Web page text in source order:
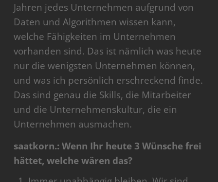
Jahren jedes Unternehmen aufgrund von
Daten und Algorithmen wissen kann,
welche Fähigkeiten im Unternehmen
vorhanden sind. Das ist nämlich was heute
nur die wenigsten Unternehmen können,
und was ich persönlich erschreckend finde.
Das sind genau die Skills, die Mitarbeiter
und die Unternehmenskultur, die ein
Unternehmen ausmachen.
saatkorn.: Wenn Ihr heute 3 Wünsche frei
hättet, welche wären das?